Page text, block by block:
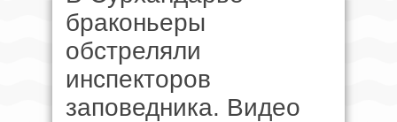
браконьеры
обстреляли
инспекторов
заповедника. Видео